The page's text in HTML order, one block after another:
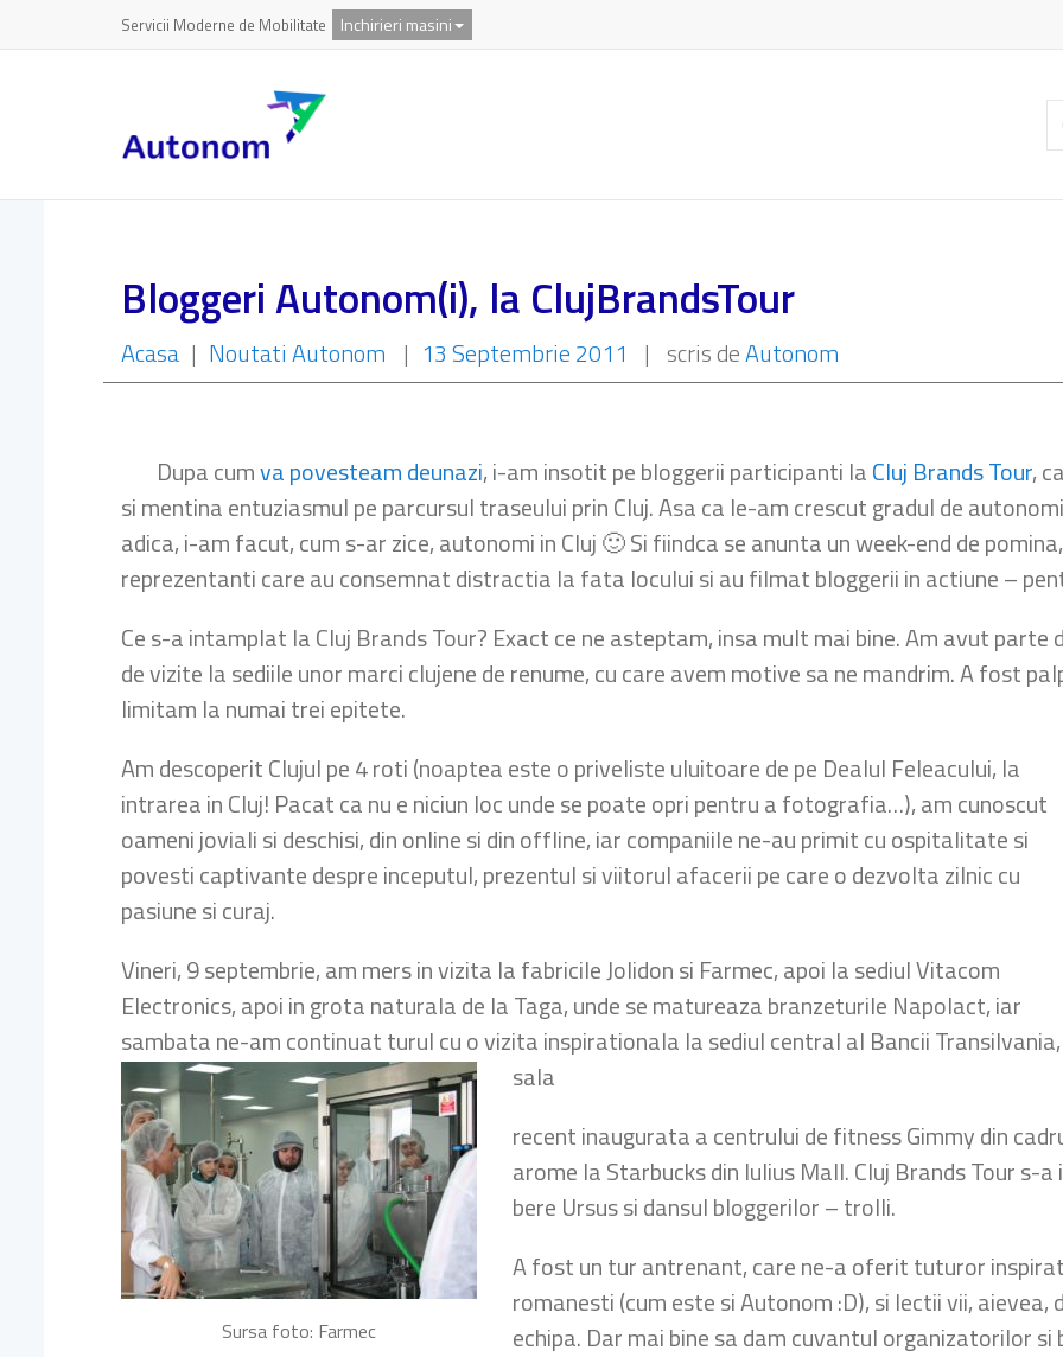
Servicii Moderne de Mobilitate Inchirieri masini
Bloggeri Autonom(i), la ClujBrandsTour
Acasa | Noutati Autonom | 13 Septembrie 2011 | scris deAutonom
Dupa cumva povesteam deunazi, i-am insotit pe bloggerii participanti laCluj Brands Tour,
si mentina entuziasmul pe parcursul traseului prin Cluj. Asa ca le-am crescut gradul de
adica, i-am facut, cum s-ar zice, autonomi in Cluj 🙂 Si fiindca se anunta un week-end de
reprezentanti care au consemnat distractia la fata locului si au filmat bloggerii in actiune –
Ce s-a intamplat la Cluj Brands Tour? Exact ce ne asteptam, insa mult mai bine. Am avut parte
de vizite la sediile unor marci clujene de renume, cu care avem motive sa ne mandrim. A fost
limitam la numai trei epitete.
Am descoperit Clujul pe 4 roti (noaptea este o priveliste uluitoare de pe Dealul Feleacului, la
intrarea in Cluj! Pacat ca nu e niciun loc unde se poate opri pentru a fotografia…), am cunoscut
oameni joviali si deschisi, din online si din offline, iar companiile ne-au primit cu ospitalitate si
povesti captivante despre inceputul, prezentul si viitorul afacerii pe care o dezvolta zilnic cu
pasiune si curaj.
Sursa foto: Farmec
Vineri, 9 septembrie, am mers in vizita la fabricile Jolidon si Farmec, apoi la sediul Vitacom
Electronics, apoi in grota naturala de la Taga, unde se matureaza branzeturile Napolact, iar
sambata ne-am continuat turul cu o vizita inspirationala la sediul central al Bancii Transilvania,
sala
recent inaugurata a centrului de fitness Gimmy din
arome la Starbucks din Iulius Mall. Cluj Brands Tour
bere Ursus si dansul bloggerilor – trolli.
A fost un tur antrenant, care ne-a oferit tuturor
romanesti (cum este si Autonom :D), si lectii vii,
echipa. Dar mai bine sa dam cuvantul organizatorilor